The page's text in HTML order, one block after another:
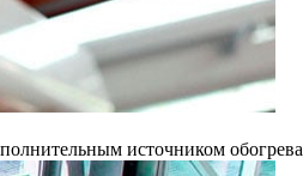
источником обогрева